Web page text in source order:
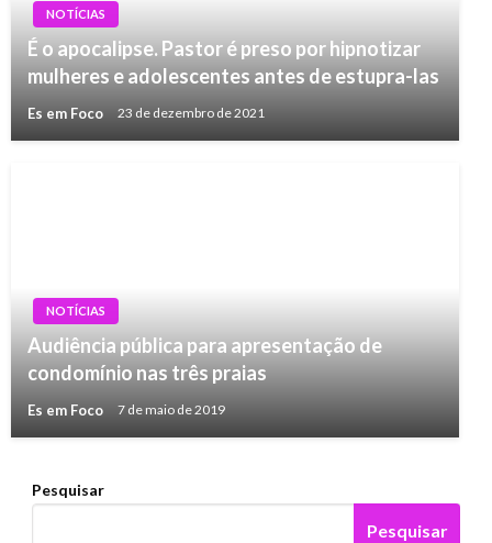
NOTÍCIAS
É o apocalipse. Pastor é preso por hipnotizar
mulheres e adolescentes antes de estupra-las
Es em Foco 23 de dezembro de 2021
NOTÍCIAS
Audiência pública para apresentação de
condomínio nas três praias
Es em Foco 7 de maio de 2019
Pesquisar
Pesquisar